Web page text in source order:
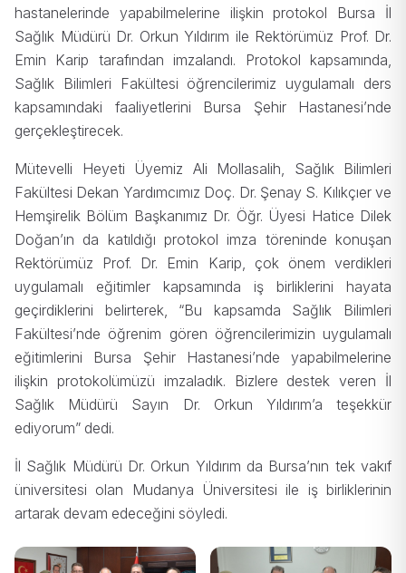
hastanelerinde yapabilmelerine ilişkin protokol Bursa İl
Sağlık Müdürü Dr. Orkun Yıldırım ile Rektörümüz Prof. Dr.
Emin Karip tarafından imzalandı. Protokol kapsamında,
Sağlık Bilimleri Fakültesi öğrencilerimiz uygulamalı ders
kapsamındaki faaliyetlerini Bursa Şehir Hastanesi’nde
gerçekleştirecek.
Mütevelli Heyeti Üyemiz Ali Mollasalih, Sağlık Bilimleri
Fakültesi Dekan Yardımcımız Doç. Dr. Şenay S. Kılıkçıer ve
Hemşirelik Bölüm Başkanımız Dr. Öğr. Üyesi Hatice Dilek
Doğan’ın da katıldığı protokol imza töreninde konuşan
Rektörümüz Prof. Dr. Emin Karip, çok önem verdikleri
uygulamalı eğitimler kapsamında iş birliklerini hayata
geçirdiklerini belirterek, “Bu kapsamda Sağlık Bilimleri
Fakültesi’nde öğrenim gören öğrencilerimizin uygulamalı
eğitimlerini Bursa Şehir Hastanesi’nde yapabilmelerine
ilişkin protokolümüzü imzaladık. Bizlere destek veren İl
Sağlık Müdürü Sayın Dr. Orkun Yıldırım’a teşekkür
ediyorum” dedi.
İl Sağlık Müdürü Dr. Orkun Yıldırım da Bursa’nın tek vakıf
üniversitesi olan Mudanya Üniversitesi ile iş birliklerinin
artarak devam edeceğini söyledi.